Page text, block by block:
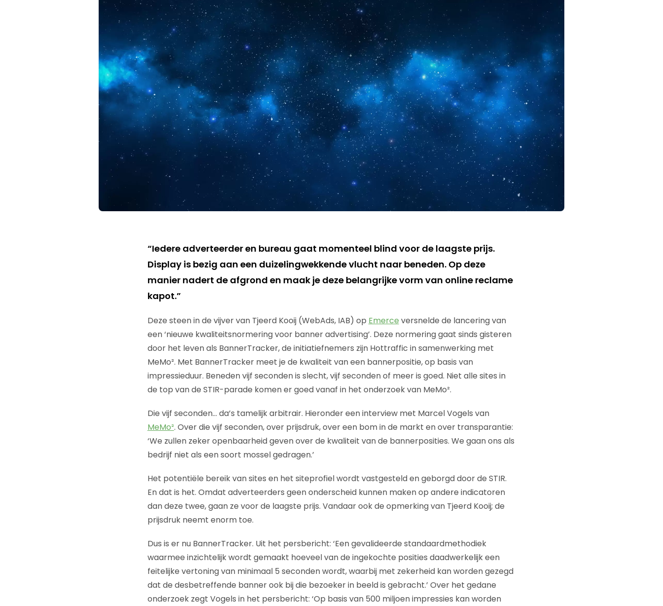
“Iedere adverteerder en bureau gaat momenteel blind voor de laagste prijs.
Display is bezig aan een duizelingwekkende vlucht naar beneden. Op deze
manier nadert de afgrond en maak je deze belangrijke vorm van online reclame
kapot.”
Deze steen in de vijver van Tjeerd Kooij (WebAds, IAB) op Emerce versnelde de lancering van
een ‘nieuwe kwaliteitsnormering voor banner advertising’. Deze normering gaat sinds gisteren
door het leven als BannerTracker, de initiatiefnemers zijn Hottraffic in samenwerking met
MeMo². Met BannerTracker meet je de kwaliteit van een bannerpositie, op basis van
impressieduur. Beneden vijf seconden is slecht, vijf seconden of meer is goed. Niet alle sites in
de top van de STIR-parade komen er goed vanaf in het onderzoek van MeMo².
Die vijf seconden… da’s tamelijk arbitrair. Hieronder een interview met Marcel Vogels van
MeMo². Over die vijf seconden, over prijsdruk, over een bom in de markt en over transparantie:
‘We zullen zeker openbaarheid geven over de kwaliteit van de bannerposities. We gaan ons als
bedrijf niet als een soort mossel gedragen.’
Het potentiële bereik van sites en het siteprofiel wordt vastgesteld en geborgd door de STIR.
En dat is het. Omdat adverteerders geen onderscheid kunnen maken op andere indicatoren
dan deze twee, gaan ze voor de laagste prijs. Vandaar ook de opmerking van Tjeerd Kooij; de
prijsdruk neemt enorm toe.
Dus is er nu BannerTracker. Uit het persbericht: ‘Een gevalideerde standaardmethodiek
waarmee inzichtelijk wordt gemaakt hoeveel van de ingekochte posities daadwerkelijk een
feitelijke vertoning van minimaal 5 seconden wordt, waarbij met zekerheid kan worden gezegd
dat de desbetreffende banner ook bij die bezoeker in beeld is gebracht.’ Over het gedane
onderzoek zegt Vogels in het persbericht: ‘Op basis van 500 miljoen impressies kan worden